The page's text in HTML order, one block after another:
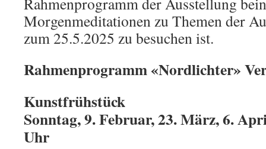
Morgenmeditationen zu Themen der
zum 25.5.2025 zu besuchen ist.
Rahmenprogramm «Nordlichter»
Kunstfrühstück
Sonntag, 9. Februar, 23. März, 6.
Uhr